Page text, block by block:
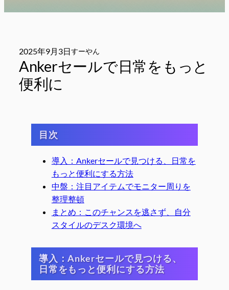
2025年9月3日すーやん
Ankerセールで日常をもっと
便利に
目次
導入：Ankerセールで見つける、日常を
もっと便利にする方法
中盤：注目アイテムでモニター周りを
整理整頓
まとめ：このチャンスを逃さず、自分
スタイルのデスク環境へ
導入：Ankerセールで見つける、
日常をもっと便利にする方法